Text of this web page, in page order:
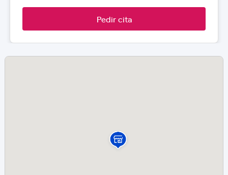
Pedir cita